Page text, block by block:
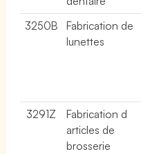
3250B
Fabrication de
lunettes
3291Z
Fabrication d
articles de
brosserie